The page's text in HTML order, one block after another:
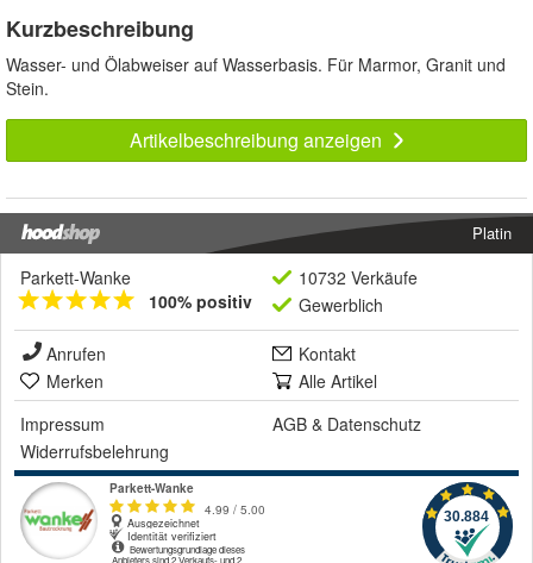
Kurzbeschreibung
Wasser- und Ölabweiser auf Wasserbasis. Für Marmor, Granit und
Stein.
Artikelbeschreibung anzeigen
Platin
Parkett-Wanke
100% positiv
10732 Verkäufe
Gewerblich
Anrufen
Kontakt
Merken
Alle Artikel
Impressum
AGB & Datenschutz
Widerrufsbelehrung